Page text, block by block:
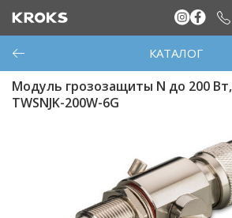
КАТАЛОГ
Модуль грозозащиты N до 200
TWSNJK-200W-6G